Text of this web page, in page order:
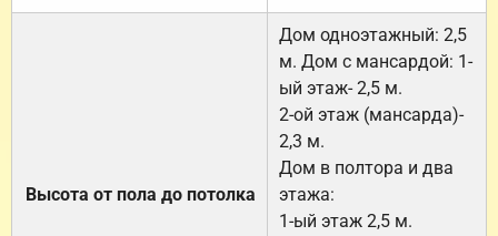
Высота от пола до потолка
Дом одноэтажный: 2,5
м. Дом с мансардой: 1-
ый этаж- 2,5 м.
2-ой этаж (мансарда)-
2,3 м.
Дом в полтора и два
этажа:
1-ый этаж 2,5 м.